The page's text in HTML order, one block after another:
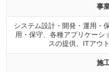
事
システム設計・開発・運用・
用・保守、各種アプリケー
スの提供、ITアウ
施